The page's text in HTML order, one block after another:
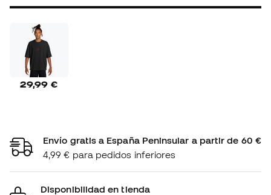
29,99 €
Envío gratis a España Peninsular a partir de 60 €
4,99 € para pedidos inferiores
Disponibilidad en tienda